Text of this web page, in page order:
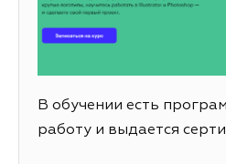
В обучении есть
работу и выдается